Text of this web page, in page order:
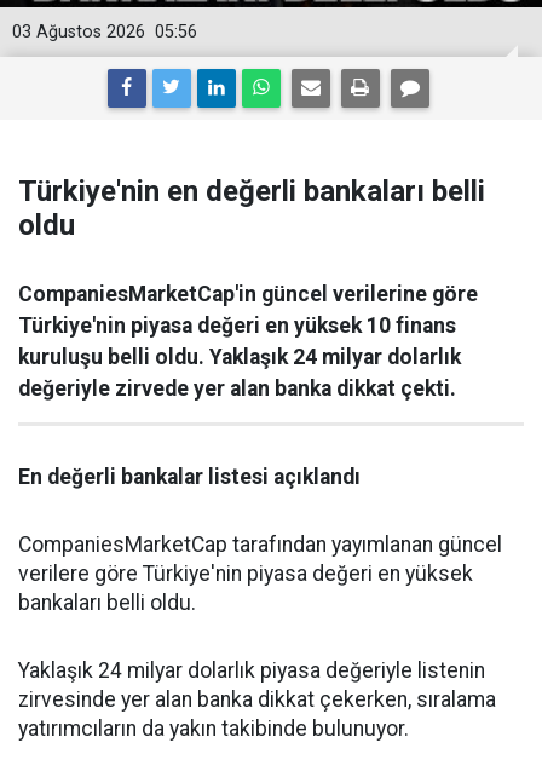
05:56
03 Ağustos 2026
Türkiye'nin en değerli bankaları belli
oldu
CompaniesMarketCap'in güncel verilerine göre
Türkiye'nin piyasa değeri en yüksek 10 finans
kuruluşu belli oldu. Yaklaşık 24 milyar dolarlık
değeriyle zirvede yer alan banka dikkat çekti.
En değerli bankalar listesi açıklandı
CompaniesMarketCap tarafından yayımlanan güncel
verilere göre Türkiye'nin piyasa değeri en yüksek
bankaları belli oldu.
Yaklaşık 24 milyar dolarlık piyasa değeriyle listenin
zirvesinde yer alan banka dikkat çekerken, sıralama
yatırımcıların da yakın takibinde bulunuyor.